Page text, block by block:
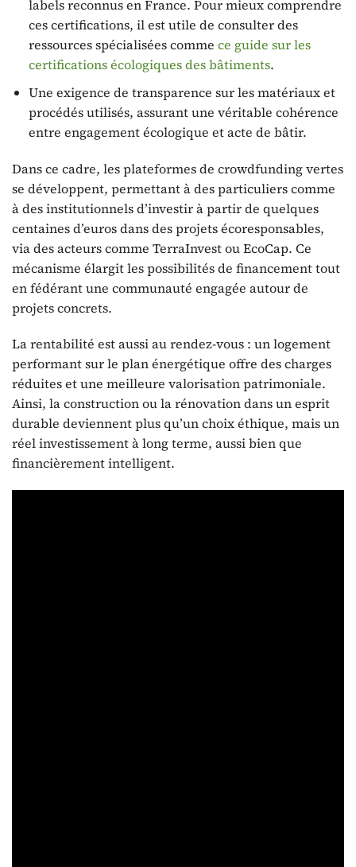
labels reconnus en France. Pour mieux comprendre
ces certifications, il est utile de consulter des
ressources spécialisées comme ce guide sur les
certifications écologiques des bâtiments.
Une exigence de transparence sur les matériaux et
procédés utilisés, assurant une véritable cohérence
entre engagement écologique et acte de bâtir.
Dans ce cadre, les plateformes de crowdfunding vertes
se développent, permettant à des particuliers comme
à des institutionnels d’investir à partir de quelques
centaines d’euros dans des projets écoresponsables,
via des acteurs comme TerraInvest ou EcoCap. Ce
mécanisme élargit les possibilités de financement tout
en fédérant une communauté engagée autour de
projets concrets.
La rentabilité est aussi au rendez-vous : un logement
performant sur le plan énergétique offre des charges
réduites et une meilleure valorisation patrimoniale.
Ainsi, la construction ou la rénovation dans un esprit
durable deviennent plus qu’un choix éthique, mais un
réel investissement à long terme, aussi bien que
financièrement intelligent.